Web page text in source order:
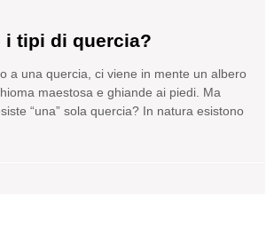
i tipi di quercia?
a una quercia, ci viene in mente un albero
maestosa e ghiande ai piedi. Ma
“una” sola quercia? In natura esistono